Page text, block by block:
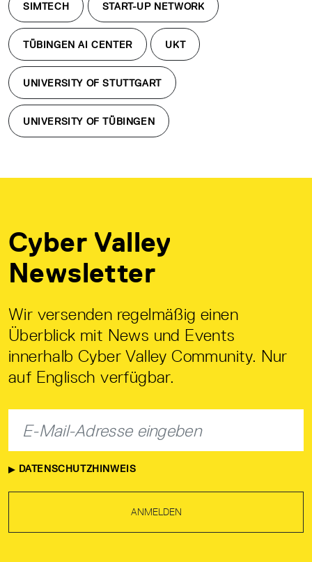
SIMTECH START-UP NETWORK
TÜBINGEN AI CENTER UKT
UNIVERSITY OF STUTTGART
UNIVERSITY OF TÜBINGEN
Cyber Valley
Newsletter
Wir versenden regelmäßig einen
Überblick mit News und Events
innerhalb Cyber Valley Community. Nur
auf Englisch verfügbar.
DATENSCHUTZHINWEIS
ANMELDEN